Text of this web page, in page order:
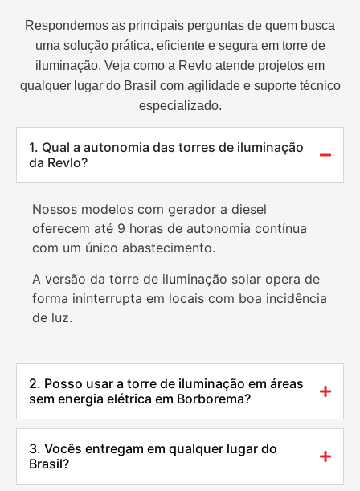
Respondemos as principais perguntas de quem busca
uma solução prática, eficiente e segura em torre de
iluminação. Veja como a Revlo atende projetos em
qualquer lugar do Brasil com agilidade e suporte técnico
especializado.
1. Qual a autonomia das torres de iluminação
da Revlo?
Nossos modelos com gerador a diesel
oferecem até 9 horas de autonomia contínua
com um único abastecimento.
A versão da torre de iluminação solar opera de
forma ininterrupta em locais com boa incidência
de luz.
2. Posso usar a torre de iluminação em áreas
sem energia elétrica em Borborema?
3. Vocês entregam em qualquer lugar do
Brasil?